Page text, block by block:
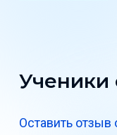
Ученики
Оставить отзыв